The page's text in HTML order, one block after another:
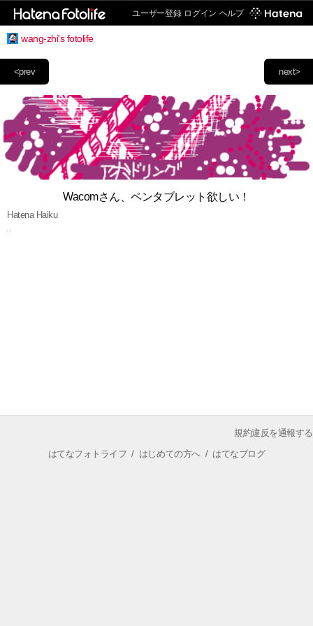
ユーザー登録 ログイン ヘルプ
wang-zhi's fotolife
next>
<prev
Wacomさん、ペンタブレット欲しい！
Hatena Haiku
規約違反を通報する
はてなフォトライフ / はじめての方へ/ はてなブログ